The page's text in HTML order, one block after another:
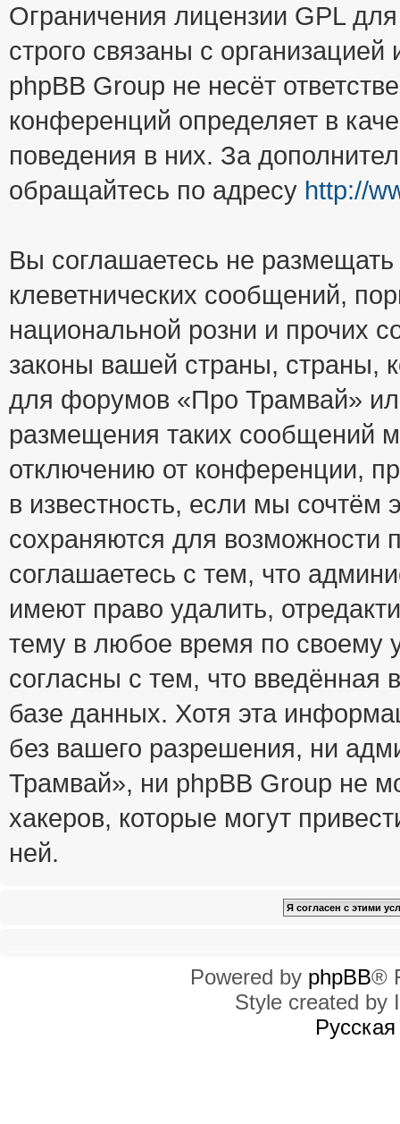
Ограничения лицензии GPL
строго связаны с
phpBB Group не несёт
конференций определяет в
поведения в них. За
обращайтесь по адресу http://
Вы соглашаетесь не
клеветнических сообщений,
национальной розни и прочих
законы вашей страны, страны,
для форумов «Про Трамвай»
размещения таких сообщений
отключению от конференции,
в известность, если мы
сохраняются для возможности
соглашаетесь с тем, что
имеют право удалить,
тему в любое время по своему
согласны с тем, что
базе данных. Хотя эта
без вашего разрешения, ни
Трамвай», ни phpBB Group не
хакеров, которые могут
ней.
Powered by phpBB®
Style created by